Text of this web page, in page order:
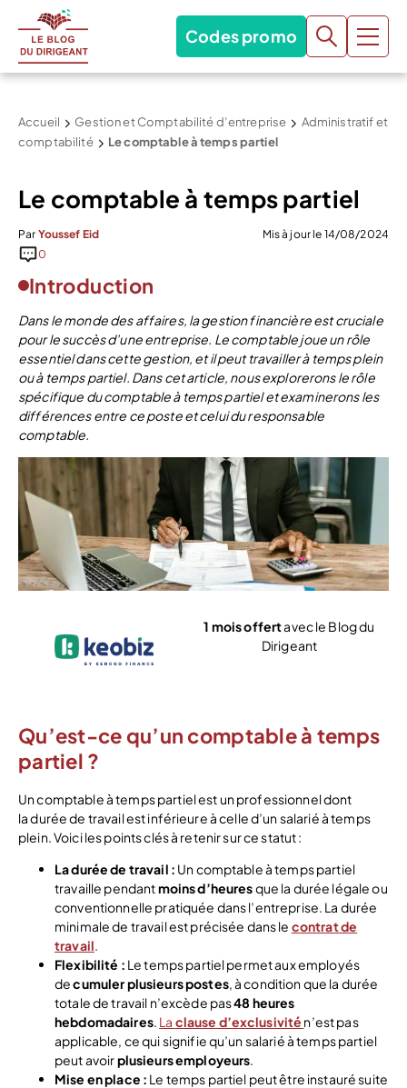
Codes promo
Accueil Gestion et Comptabilité d’entreprise
Administratif et
comptabilité
Le comptable à temps partiel
Le comptable à temps partiel
Par Youssef Eid
Mis à jour le 14/08/2024
0
Introduction
Dans le monde des affaires, la gestion financière est cruciale
pour le succès d’une entreprise. Le comptable joue un rôle
essentiel dans cette gestion, et il peut travailler à temps plein
ou à temps partiel. Dans cet article, nous explorerons le rôle
spécifique du comptable à temps partiel et examinerons les
différences entre ce poste et celui du responsable
comptable.
1 mois offertavec le Blog du
Dirigeant
Qu’est-ce qu’un comptable à temps
partiel ?
Un comptable à temps partiel est un professionnel dont
la durée de travail est inférieure à celle d’un salarié à temps
plein. Voici les points clés à retenir sur ce statut :
La durée de travail : Un comptable à temps partiel
travaille pendantmoins d’heuresque la durée légale ou
conventionnelle pratiquée dans l’entreprise. La durée
minimale de travail est précisée dans le contrat de
travail.
Flexibilité : Le temps partiel permet aux employés
decumuler plusieurs postes, à condition que la durée
totale de travail n’excède pas48 heures
hebdomadaires. La clause d’exclusivité n’est pas
applicable, ce qui signifie qu’un salarié à temps partiel
peut avoirplusieurs employeurs.
Mise en place : Le temps partiel peut être instauré suite